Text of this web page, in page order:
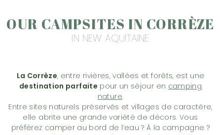
OUR CAMPSITES IN CORRÈZE
IN NEW AQUITAINE
La Corrèze, entre rivières, vallées et forêts, est une
destination parfaite pour un séjour en camping
nature.
Entre sites naturels préservés et villages de caractère,
elle abrite une grande variété de décors. Vous
préférez camper au bord de l’eau ? À la campagne ?